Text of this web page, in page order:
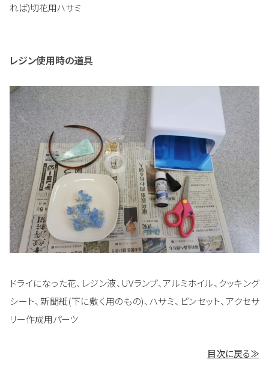
れば)切花用ハサミ
レジン使用時の道具
ドライになった花、レジン液、UVランプ、アルミホイル、クッキング
シート、新聞紙(下に敷く用のもの)、ハサミ、ピンセット、アクセサ
リー作成用パーツ
目次に戻る≫